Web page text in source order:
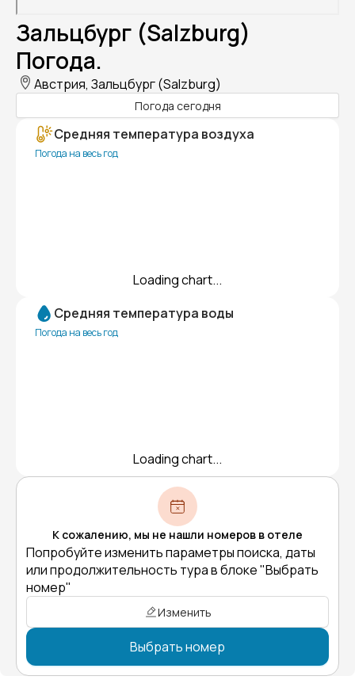
Зальцбург (Salzburg)
Погода.
Австрия, Зальцбург (Salzburg)
Погода сегодня
Средняя температура воздуха
Погода на весь год
Loading chart...
Средняя температура воды
Погода на весь год
Loading chart...
К сожалению, мы не нашли номеров в отеле
Попробуйте изменить параметры поиска, даты
или продолжительность тура в блоке "Выбрать
номер"
Изменить
Выбрать номер